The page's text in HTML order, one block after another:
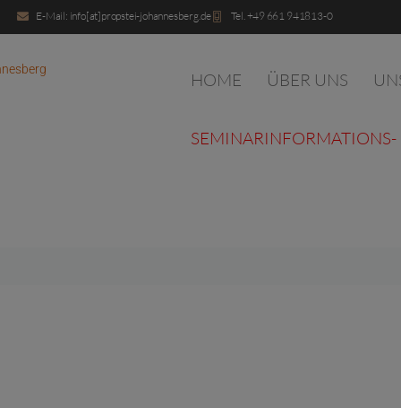
E-Mail: info[at]propstei-johannesberg.de Tel. +49 661 941813-0
HOME ÜBER UNS